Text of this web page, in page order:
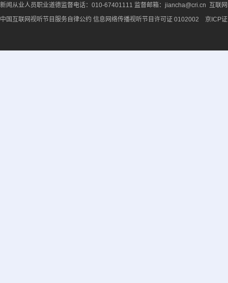
新闻从业人员职业道德监督电话：010-67401111 监督邮箱：jiancha@cri.cn 互联
中国互联网视听节目服务自律公约 信息网络传播视听节目许可证 0102002 京ICP